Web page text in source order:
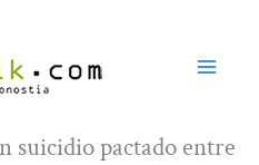
suicidio pactado entre